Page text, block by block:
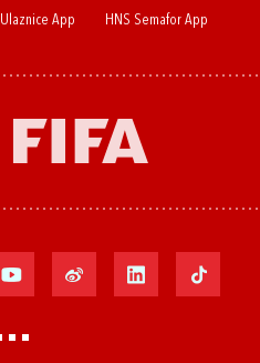
App HNS Semafor App